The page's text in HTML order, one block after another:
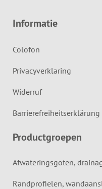
Informatie
Colofon
Privacyverklaring
Widerruf
Barrierefreiheitserklärung
Productgroepen
Afwateringsgoten,
Randprofielen,